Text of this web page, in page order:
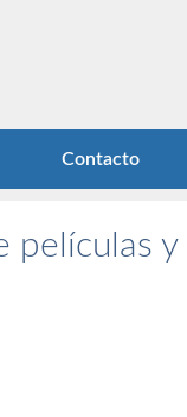
Contacto
películas y